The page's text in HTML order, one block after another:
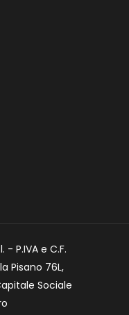
P.IVA e C.F.
Pisano 76L,
Sociale